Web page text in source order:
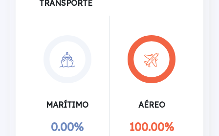
TRANSPORTE
MARÍTIMO
0.00%
AÉREO
100.00%